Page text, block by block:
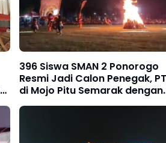
396 Siswa SMAN 2 Ponorogo
Resmi Jadi Calon Penegak,
di Mojo Pitu Semarak dengan
Api Unggun dan Reog
Ponorogo